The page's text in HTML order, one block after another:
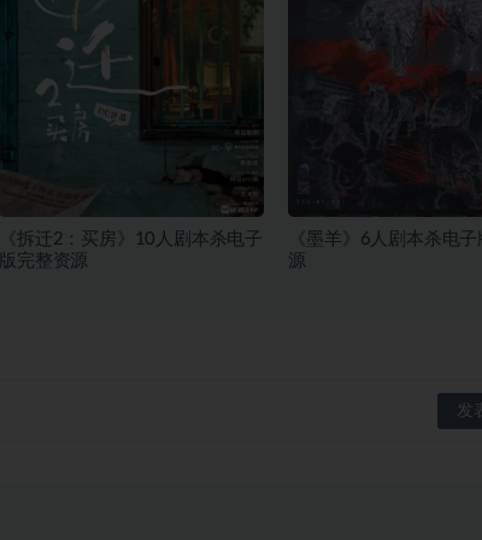
《拆迁2：买房》10人剧本杀电子
版完整资源
《墨羊》6人剧本杀电
源